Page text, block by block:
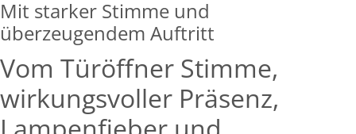
Mit starker Stimme und
überzeugendem Auftritt
Vom Türöffner Stimme,
wirkungsvoller Präsenz,